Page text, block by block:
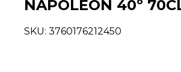
NAPOLEON 40º
SKU: 3760176212450